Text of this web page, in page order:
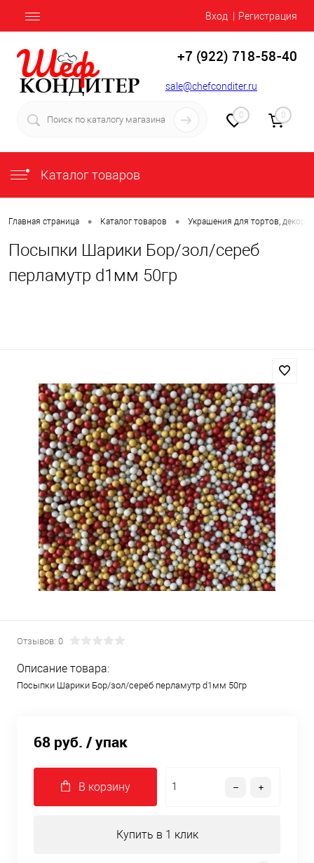
Вход Регистрация
+7 (922) 718-58-40
sale@chefconditer.ru
0 0
Каталог товаров
Главная страница • Каталог товаров • Украшения для тортов, декор
Посыпки Шарики Бор/зол/сереб
перламутр d1мм 50гр
Отзывов: 0
Описание товара:
Посыпки Шарики Бор/зол/сереб перламутр d1мм 50гр
68 руб. / упак
В корзину
Купить в 1 клик